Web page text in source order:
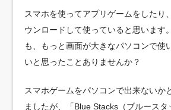
スマホを使ってアプリゲームをしたり
ウンロードして使っていると思います
も、もっと画面が大きなパソコンで使
いと思ったことありませんか？
スマホゲームをパソコンで出来ないか
ましたが、「Blue Stacks（ブルースタ